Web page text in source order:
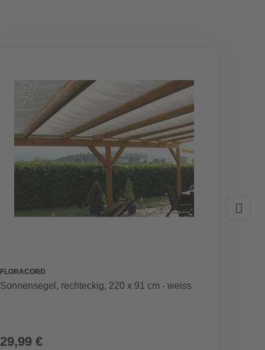
FLORACORD
Sonnensegel, rechteckig, 220 x 91 cm - weiss
29,99 €